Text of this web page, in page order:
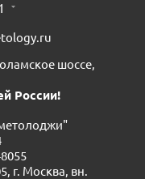
шоссе,
России!
г. Москва, вн.